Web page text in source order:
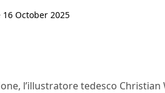
16 October 2025
l’illustratore tedesco